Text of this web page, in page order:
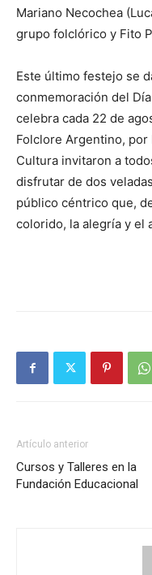
Mariano Necochea
grupo folclórico y Fito
Este último festejo se
conmemoración del
celebra cada 22 de
Folclore Argentino,
Cultura invitaron a
disfrutar de dos
público céntrico que,
colorido, la alegría y el
Artículo anterior
Cursos y Talleres en la
Fundación Educacional